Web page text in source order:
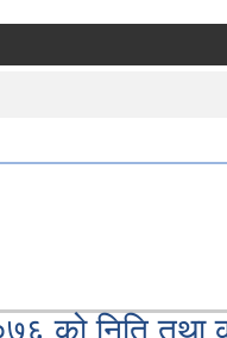
को निति तथा